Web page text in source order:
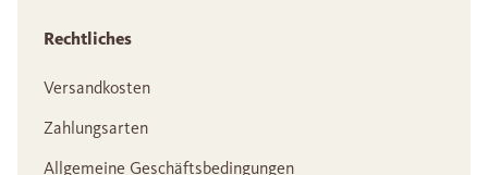
Rechtliches
Versandkosten
Zahlungsarten
Allgemeine Geschäftsbedingungen